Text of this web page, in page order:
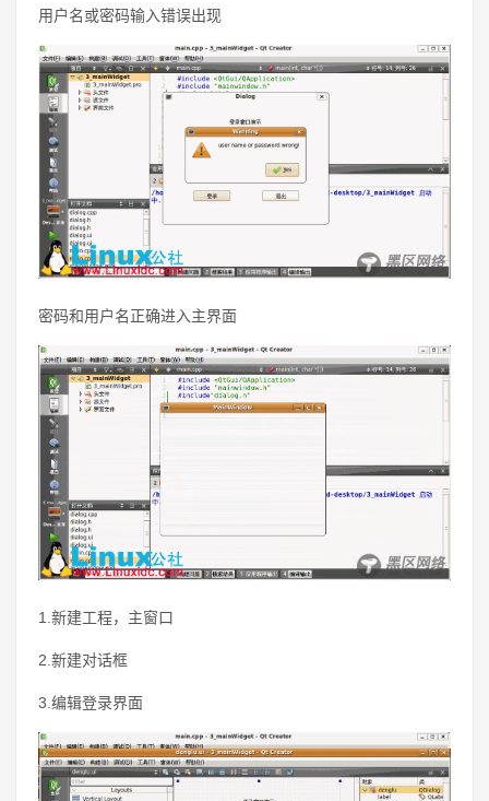
用户名或密码输入错误出现
密码和用户名正确进入主界面
1.新建工程，主窗口
2.新建对话框
3.编辑登录界面